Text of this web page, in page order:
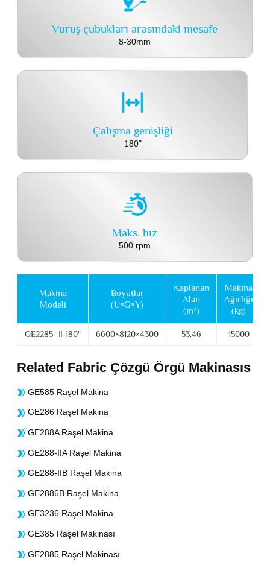
Vuruş çubukları arasındaki mesafe
8-30mm
Çalışma genişliği
180"
Maks. hız
500 rpm
Makina
Modeli
Boyutlar
(U×G×Y)
Kaplanan
Alan
(m²)
Makina
Ağırlığı
(kg)
GE2285- Ⅱ-180" 6600×8120×4300 53.46 15000
Related Fabric Çözgü Örgü Makinasıs
GE585 Raşel Makina
GE286 Raşel Makina
GE288A Raşel Makina
GE288-IIA Raşel Makina
GE288-IIB Raşel Makina
GE2886B Raşel Makina
GE3236 Raşel Makina
GE385 Raşel Makinası
GE2885 Raşel Makinası